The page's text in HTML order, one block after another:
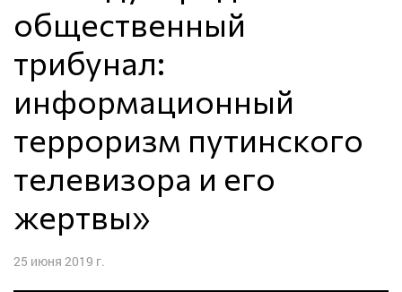
общественный
трибунал:
информационный
терроризм путинского
телевизора и его
жертвы»
25 июня 2019 г.